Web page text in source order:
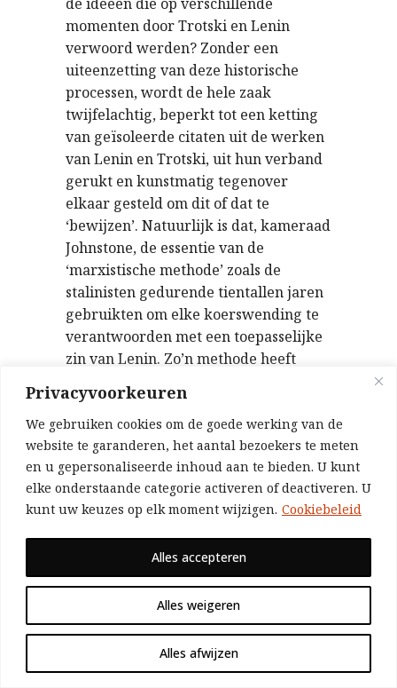
Privacyvoorkeuren
We gebruiken cookies om de goede werking van de
website te garanderen, het aantal bezoekers te meten
en u gepersonaliseerde inhoud aan te bieden. U kunt
elke onderstaande categorie activeren of deactiveren. U
kunt uw keuzes op elk moment wijzigen. Cookiebeleid
Alles weigeren
Alles afwijzen
Alles accepteren
momenten door Trotski en Lenin
verwoord werden? Zonder een
uiteenzetting van deze historische
processen, wordt de hele zaak
twijfelachtig, beperkt tot een ketting
van geïsoleerde citaten uit de werken
van Lenin en Trotski, uit hun verband
gerukt en kunstmatig tegenover
elkaar gesteld om dit of dat te
‘bewijzen’. Natuurlijk is dat, kameraad
Johnstone, de essentie van de
‘marxistische methode’ zoals de
stalinisten gedurende tientallen jaren
gebruikten om elke koerswending te
verantwoorden met een toepasselijke
zin van Lenin. Zo’n methode heeft
eerder met de wetenschappelijke
methode van… de jezuïeten.
Voetnoten
[1]Processen van Moskou: reeks
schijnprocessen in 1936 en ‘37 waarin
Stalin zijn laatste tegenstanders via
psychologische martelingen tot de
meest groteske ‘bekentenissen’
[2]Dühring, Eugen (1833-1921): Duits
positivistisch filosoof (positivisme: